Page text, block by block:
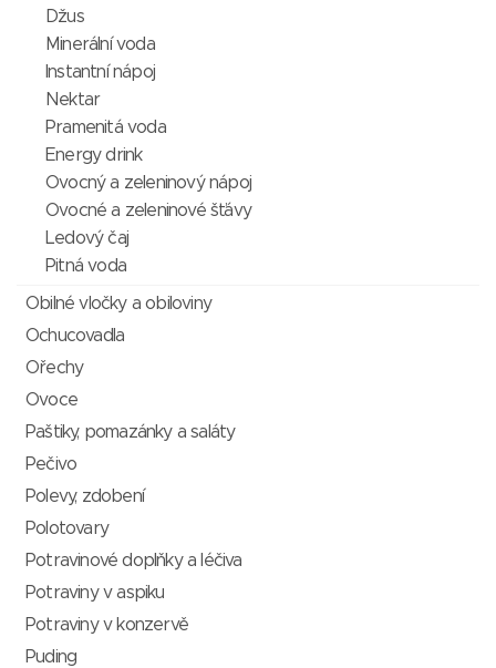
Džus
Minerální voda
Instantní nápoj
Nektar
Pramenitá voda
Energy drink
Ovocný a zeleninový nápoj
Ovocné a zeleninové šťávy
Ledový čaj
Pitná voda
Obilné vločky a obiloviny
Ochucovadla
Ořechy
Ovoce
Paštiky, pomazánky a saláty
Pečivo
Polevy, zdobení
Polotovary
Potravinové doplňky a léčiva
Potraviny v aspiku
Potraviny v konzervě
Puding